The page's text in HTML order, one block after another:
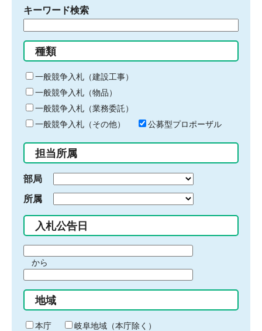
キーワード検索
る
キ
ー
ワ
ー
ド
入
力
種類
一般競争入札（建設工事）
一般競争入札（物品）
一般競争入札（業務委託）
一般競争入札（その他）
公募型プロポーザル
担当所属
部局
所属
入札公告日
間
始
り
から
間
終
わ
地域
本庁
岐阜地域（本庁除く）